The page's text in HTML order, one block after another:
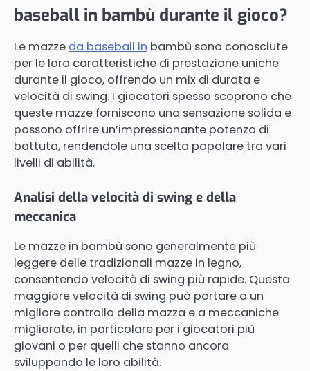
baseball in bambù durante il gioco?
Le mazze da baseball in bambù sono conosciute
per le loro caratteristiche di prestazione uniche
durante il gioco, offrendo un mix di durata e
velocità di swing. I giocatori spesso scoprono che
queste mazze forniscono una sensazione solida e
possono offrire un’impressionante potenza di
battuta, rendendole una scelta popolare tra vari
livelli di abilità.
Analisi della velocità di swing e della
meccanica
Le mazze in bambù sono generalmente più
leggere delle tradizionali mazze in legno,
consentendo velocità di swing più rapide. Questa
maggiore velocità di swing può portare a un
migliore controllo della mazza e a meccaniche
migliorate, in particolare per i giocatori più
giovani o per quelli che stanno ancora
sviluppando le loro abilità.